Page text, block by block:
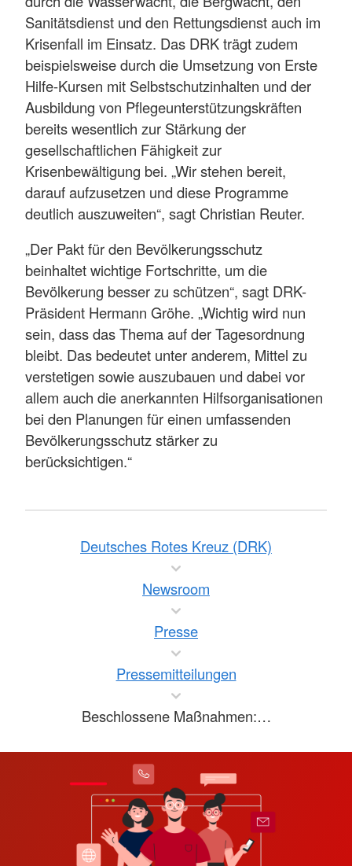
Sanitätsdienst und den Rettungsdienst auch im
Krisenfall im Einsatz. Das DRK trägt zudem
beispielsweise durch die Umsetzung von Erste
Hilfe-Kursen mit Selbstschutzinhalten und der
Ausbildung von Pflegeunterstützungskräften
bereits wesentlich zur Stärkung der
gesellschaftlichen Fähigkeit zur
Krisenbewältigung bei. „Wir stehen bereit,
darauf aufzusetzen und diese Programme
deutlich auszuweiten“, sagt Christian Reuter.
„Der Pakt für den Bevölkerungsschutz
beinhaltet wichtige Fortschritte, um die
Bevölkerung besser zu schützen“, sagt DRK-
Präsident Hermann Gröhe. „Wichtig wird nun
sein, dass das Thema auf der Tagesordnung
bleibt. Das bedeutet unter anderem, Mittel zu
verstetigen sowie auszubauen und dabei vor
allem auch die anerkannten Hilfsorganisationen
bei den Planungen für einen umfassenden
Bevölkerungsschutz stärker zu
berücksichtigen.“
Deutsches Rotes Kreuz (DRK)
Newsroom
Presse
Pressemitteilungen
Beschlossene Maßnahmen:…